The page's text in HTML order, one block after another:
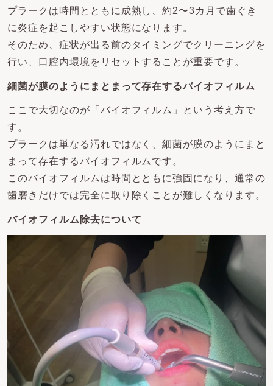
プラークは時間とともに成熟し、約2〜3カ月で歯ぐき
に炎症を起こしやすい状態になります。
そのため、症状が出る前のタイミングでクリーニングを
行い、口腔内環境をリセットすることが重要です。
細菌が膜のようにまとまって存在するバイオフィルム
ここで大切なのが「バイオフィルム」という考え方で
す。
プラークは単なる汚れではなく、細菌が膜のようにまと
まって存在するバイオフィルムです。
このバイオフィルムは時間とともに強固になり、通常の
歯磨きだけでは完全に取り除くことが難しくなります。
バイオフィルム除去について